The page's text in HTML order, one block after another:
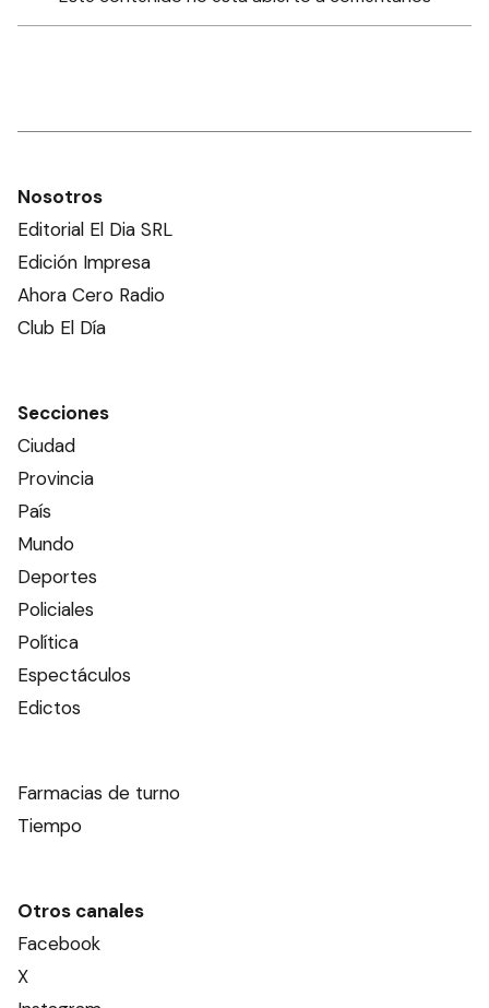
Nosotros
Editorial El Dia SRL
Edición Impresa
Ahora Cero Radio
Club El Día
Secciones
Ciudad
Provincia
País
Mundo
Deportes
Policiales
Política
Espectáculos
Edictos
Farmacias de turno
Tiempo
Otros canales
Facebook
X